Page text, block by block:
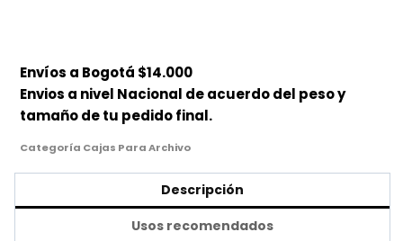
Envíos a Bogotá $14.000
Envios a nivel Nacional de acuerdo del peso y
tamaño de tu pedido final.
Categoría Cajas Para Archivo
Descripción
Usos recomendados